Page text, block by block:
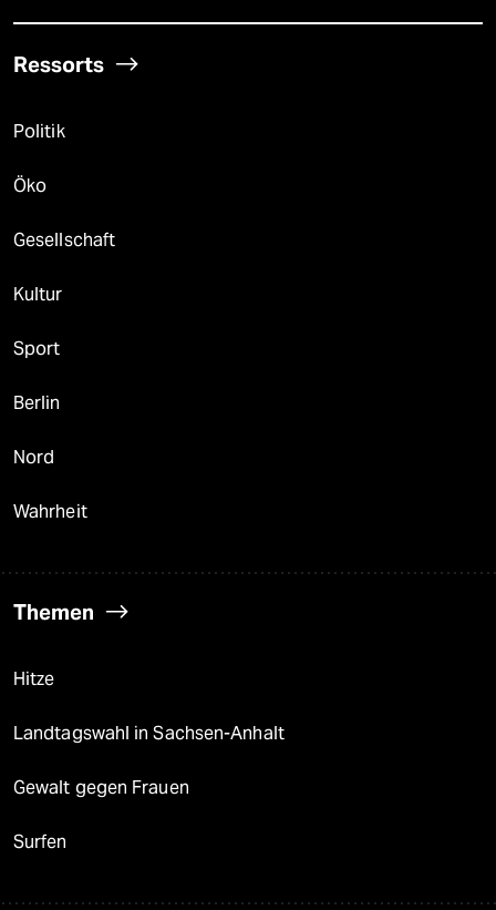
Ressorts
Politik
Öko
Gesellschaft
Kultur
Sport
Berlin
Nord
Wahrheit
Themen
Hitze
Landtagswahl in Sachsen-Anhalt
Gewalt gegen Frauen
Surfen